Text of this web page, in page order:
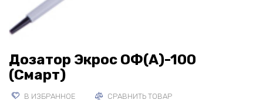
Дозатор Экрос ОФ(А)-100
(Смарт)
В ИЗБРАННОЕ СРАВНИТЬ ТОВАР